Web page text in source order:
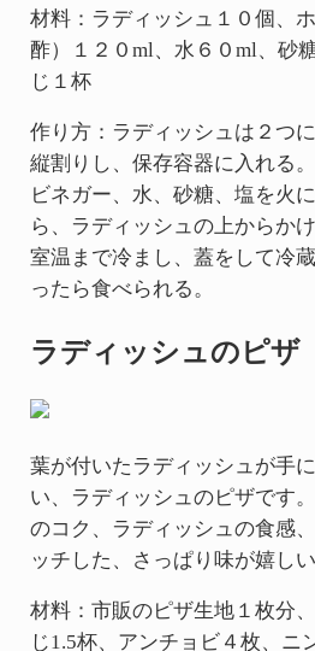
材料：ラディッシュ１０個、
酢）１２０ml、水６０ml、砂
じ１杯
作り方：ラディッシュは２つ
縦割りし、保存容器に入れる。
ビネガー、水、砂糖、塩を火
ら、ラディッシュの上からかけ
室温まで冷まし、蓋をして冷
ったら食べられる。
ラディッシュのピザ
葉が付いたラディッシュが手
い、ラディッシュのピザです
のコク、ラディッシュの食感
ッチした、さっぱり味が嬉しい
材料：市販のピザ生地１枚分
じ1.5杯、アンチョビ４枚、ニ